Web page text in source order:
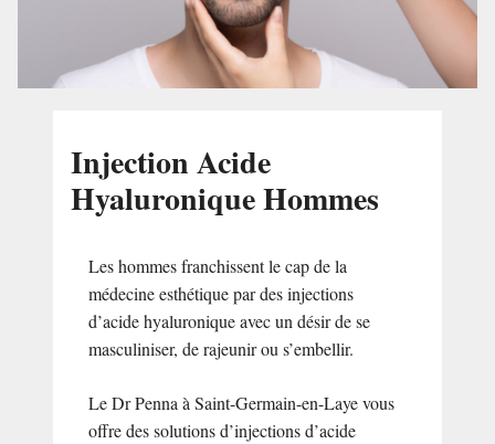
Injection Acide
Hyaluronique Hommes
Les hommes franchissent le cap de la
médecine esthétique par des injections
d’acide hyaluronique avec un désir de se
masculiniser, de rajeunir ou s’embellir.
Le Dr Penna à Saint-Germain-en-Laye vous
offre des solutions d’injections d’acide